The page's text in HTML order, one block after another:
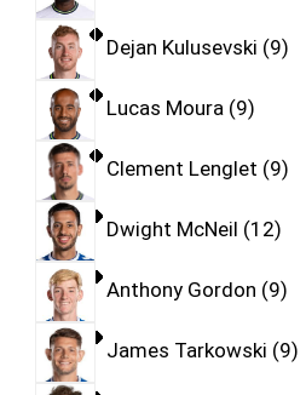
Dejan Kulusevski 9
Lucas Moura 9
Clement Lenglet 9
Dwight McNeil 12
Anthony Gordon 9
James Tarkowski 9